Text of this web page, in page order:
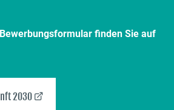
finden Sie auf
2030